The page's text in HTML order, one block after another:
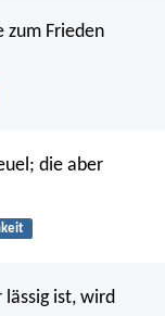
zum Frieden
die aber
lässig ist, wird